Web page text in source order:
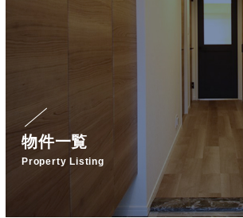
物件一覧
Property Listing